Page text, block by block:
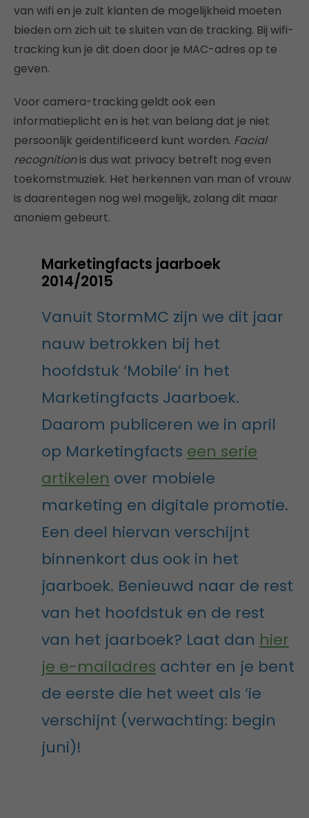
van wifi en je zult klanten de mogelijkheid moeten
bieden om zich uit te sluiten van de tracking. Bij wifi-
tracking kun je dit doen door je MAC-adres op te
geven.
Voor camera-tracking geldt ook een
informatieplicht en is het van belang dat je niet
persoonlijk geïdentificeerd kunt worden. Facial
recognitionis dus wat privacy betreft nog even
toekomstmuziek. Het herkennen van man of vrouw
is daarentegen nog wel mogelijk, zolang dit maar
anoniem gebeurt.
Marketingfacts jaarboek
2014/2015
Vanuit StormMC zijn we dit jaar
nauw betrokken bij het
hoofdstuk ‘Mobile’ in het
Marketingfacts Jaarboek.
Daarom publiceren we in april
op Marketingfacts een serie
artikelen over mobiele
marketing en digitale promotie.
Een deel hiervan verschijnt
binnenkort dus ook in het
jaarboek. Benieuwd naar de rest
van het hoofdstuk en de rest
van het jaarboek? Laat dan hier
je e-mailadres achter en je bent
de eerste die het weet als ‘ie
verschijnt (verwachting: begin
juni)!